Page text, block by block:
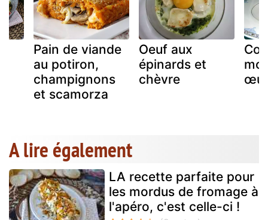
Pain de viande
au potiron,
champignons
et scamorza
Oeuf aux
épinards et
chèvre
œuf
A lire également
LA recette parfaite pour
les mordus de fromage à
l'apéro, c'est celle-ci !